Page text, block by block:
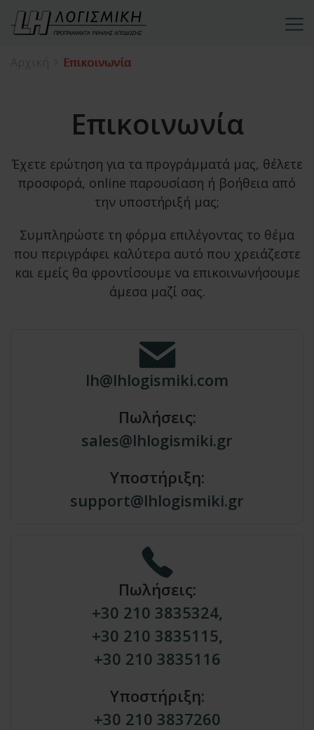
Επικοινωνία
Επικοινωνία
Έχετε ερώτηση για τα προγράμματά μας, θέλετε
προσφορά, online παρουσίαση ή βοήθεια από
την υποστήριξή μας;
Συμπληρώστε τη φόρμα επιλέγοντας το θέμα
που περιγράφει καλύτερα αυτό που χρειάζεστε
και εμείς θα φροντίσουμε να επικοινωνήσουμε
άμεσα μαζί σας.
lh@lhlogismiki.com
Πωλήσεις:
sales@lhlogismiki.gr
Υποστήριξη:
support@lhlogismiki.gr
Πωλήσεις:
+30 210 3835324,
+30 210 3835115,
+30 210 3835116
Υποστήριξη:
+30 210 3837260